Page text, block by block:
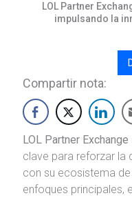
LOL Partner
impulsando la
Compartir nota:
LOL Partner Exchange
clave para reforzar la
con su ecosistema
enfoques principales,